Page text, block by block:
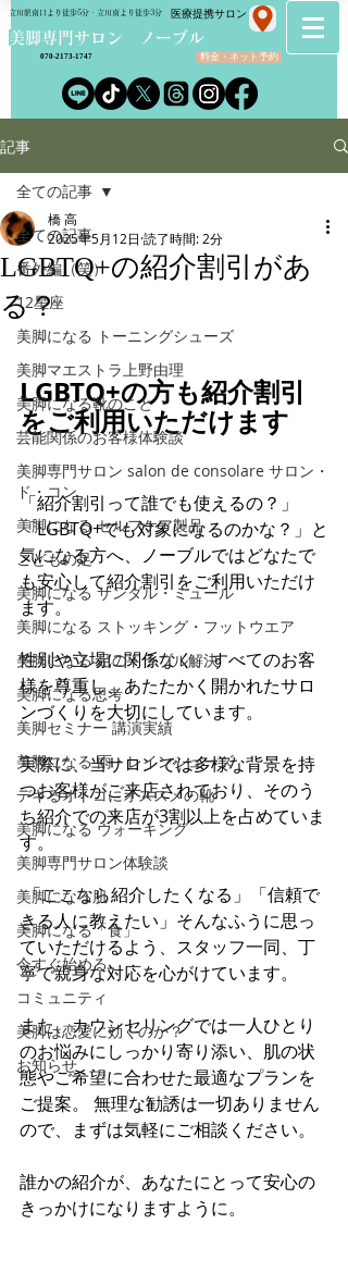
​美脚専門サロン ノーブル
立川駅南口より徒歩5分・立川南より徒歩3分
料金・ネット予約
070-2173-1747
​医療提携サロン
記事
全ての記事
番外編（笑）
12星座
美脚になる トーニングシューズ
美脚マエストラ上野由理
美脚になる靴のこと
芸能関係のお客様体験談
美脚専門サロン salon de consolare サロン・
ド・コン
美脚になる セルフケア製品
こどもの足
美脚になる サンダル・ミュール
美脚になる ストッキング・フットウエア
美脚になる 足のトラブル解決
美脚になる思考
美脚セミナー 講演実績
美脚になる 雨・レインシューズ
デキるオトコにオススメの靴
美脚になる ウォーキング
美脚専門サロン体験談
美脚になる肌
美脚になる「食」
今すぐ始める
コミュニティ
美脚は恋愛に効くのか？
お知らせ
全ての記事
LGBTQ+の紹介割引があ
る？
橋 高
2025年5月12日 読了時間: 2分
LGBTQ+の方も紹介割引
をご利用いただけます
「紹介割引って誰でも使えるの？」
「LGBTQ+でも対象になるのかな？」と
気になる方へ、ノーブルではどなたで
も安心して紹介割引をご利用いただけ
ます。
性別や立場に関係なく、すべてのお客
様を尊重し、あたたかく開かれたサロ
ンづくりを大切にしています。
実際に、当サロンでは多様な背景を持
つお客様がご来店されており、そのう
ち紹介での来店が3割以上を占めていま
す。
「ここなら紹介したくなる」「信頼で
きる人に教えたい」そんなふうに思っ
ていただけるよう、スタッフ一同、丁
寧で親身な対応を心がけています。
また、カウンセリングでは一人ひとり
のお悩みにしっかり寄り添い、肌の状
態やご希望に合わせた最適なプランを
ご提案。 無理な勧誘は一切ありません
ので、まずは気軽にご相談ください。
誰かの紹介が、あなたにとって安心の
きっかけになりますように。